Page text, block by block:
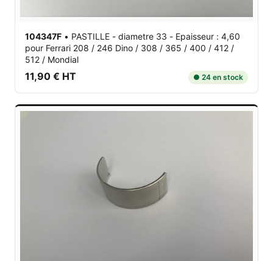
104347F • PASTILLE - diametre 33 - Epaisseur : 4,60
pour Ferrari 208 / 246 Dino / 308 / 365 / 400 / 412 /
512 / Mondial
11,90 € HT ● 24 en stock